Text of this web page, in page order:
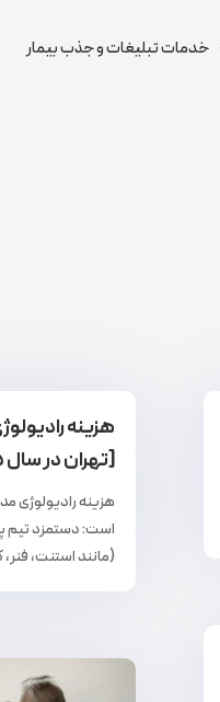
خدمات تبلیغات و جذب بیمار
هزینه
[تهران در سال ۱۴۰۵]
است: دستمزد تیم
(مانند استنت، فنر،